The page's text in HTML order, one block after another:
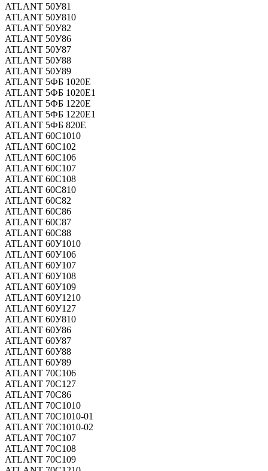
ATLANT 50У81
ATLANT 50У810
ATLANT 50У82
ATLANT 50У86
ATLANT 50У87
ATLANT 50У88
ATLANT 50У89
ATLANT 5ФБ 1020Е
ATLANT 5ФБ 1020Е1
ATLANT 5ФБ 1220Е
ATLANT 5ФБ 1220Е1
ATLANT 5ФБ 820Е
ATLANT 60С1010
ATLANT 60С102
ATLANT 60С106
ATLANT 60С107
ATLANT 60С108
ATLANT 60С810
ATLANT 60С82
ATLANT 60С86
ATLANT 60С87
ATLANT 60С88
ATLANT 60У1010
ATLANT 60У106
ATLANT 60У107
ATLANT 60У108
ATLANT 60У109
ATLANT 60У1210
ATLANT 60У127
ATLANT 60У810
ATLANT 60У86
ATLANT 60У87
ATLANT 60У88
ATLANT 60У89
ATLANT 70C106
ATLANT 70C127
ATLANT 70C86
ATLANT 70С1010
ATLANT 70С1010-01
ATLANT 70С1010-02
ATLANT 70С107
ATLANT 70С108
ATLANT 70С109